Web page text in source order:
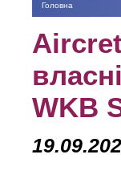
Ви є тут
Головна
WKB